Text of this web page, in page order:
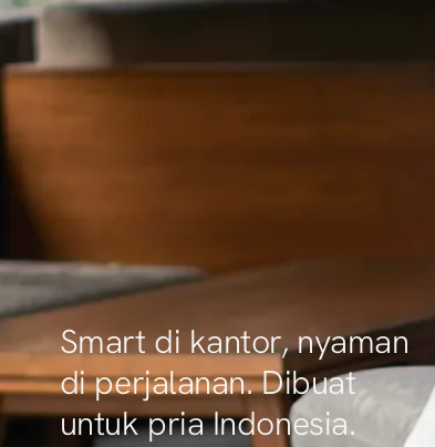
Dari kota ke akhir pekan.
Selalu siap, di mana pun
harimu berlanjut.